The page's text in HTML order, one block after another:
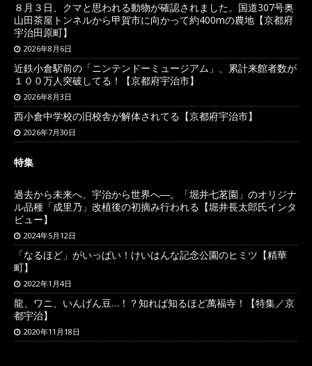
８月３日、クマと思われる動物が確認されました。国道307号奥
山田茶屋トンネルから甲賀市に向かって約400mの農地【京都府
宇治田原町】
2026年8月6日
近鉄小倉駅前の「ニンテンドーミュージアム」、累計来館者数が
１００万人突破してる！【京都府宇治市】
2026年8月3日
西小倉中学校の旧校舎が解体されてる【京都府宇治市】
2026年7月30日
特集
過去から未来へ、宇治から世界へ―。「堀井七茗園」のオリジナ
ル品種「成里乃」改植後の初摘み行われる【堀井長太郎氏インタ
ビュー】
2024年5月12日
「なるほど」がいっぱい！けいはんな記念公園のヒミツ【精華
町】
2022年1月4日
龍、ワニ、いんげん豆…！？知れば知るほど萬福寺！【特集／京
都宇治】
2020年11月18日